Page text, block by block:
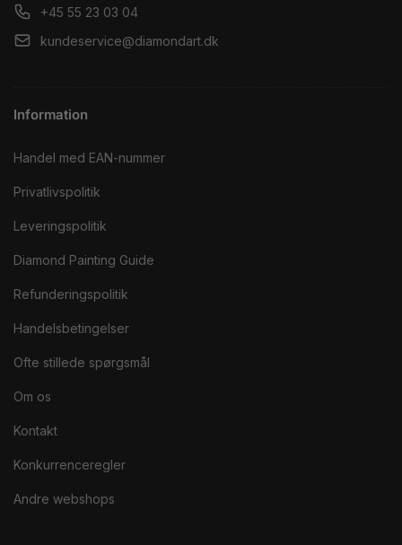
+45 55 23 03 04
kundeservice@diamondart.dk
Information
Handel med EAN-nummer
Privatlivspolitik
Leveringspolitik
Diamond Painting Guide
Refunderingspolitik
Handelsbetingelser
Ofte stillede spørgsmål
Om os
Kontakt
Konkurrenceregler
Andre webshops